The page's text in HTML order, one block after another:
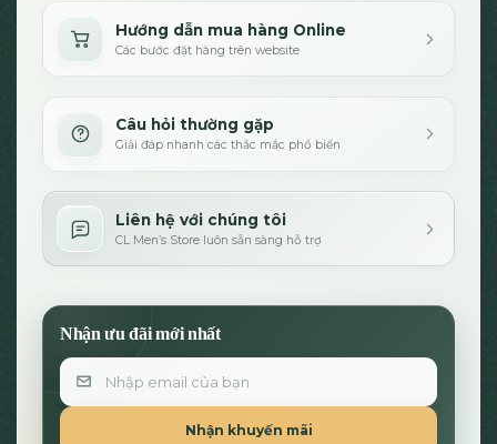
Hướng dẫn mua hàng Online
Các bước đặt hàng trên website
Câu hỏi thường gặp
Giải đáp nhanh các thắc mắc phổ biến
Liên hệ với chúng tôi
CL Men’s Store luôn sẵn sàng hỗ trợ
Nhận ưu đãi mới nhất
Email
Nhận khuyến mãi